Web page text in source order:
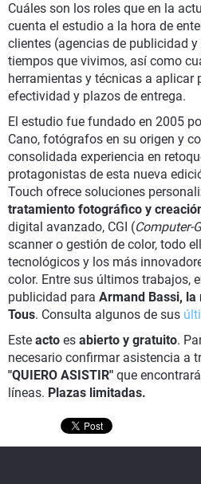
Cuáles son los roles que en la
cuenta el estudio a la hora de
clientes (agencias de publicidad
tiempos que vivimos, así como
herramientas y técnicas a aplicar
efectividad y plazos de entrega.
El estudio fue fundado en 2005
Cano, fotógrafos en su origen y
consolidada experiencia en
protagonistas de esta nueva
Touch ofrece soluciones
tratamiento fotográfico y
digital avanzado, CGI (Computer-
scanner o gestión de color, todo
tecnológicos y los más
color. Entre sus últimos trabajos,
publicidad para Armand Bassi, la
Tous. Consulta algunos de sus
Este acto es abierto y gratuito.
necesario confirmar asistencia a
"QUIERO ASISTIR" que
líneas. Plazas limitadas.